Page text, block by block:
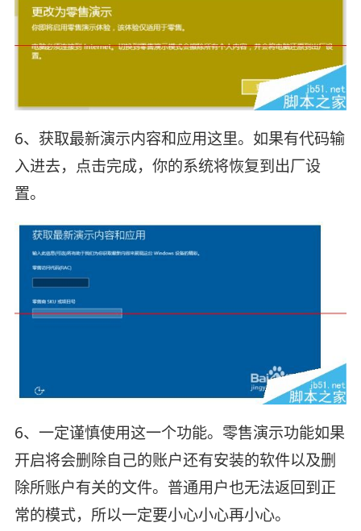
6、获取最新演示内容和应用这里。如果有代码输
入进去，点击完成，你的系统将恢复到出厂设
置。
6、一定谨慎使用这一个功能。零售演示功能如果
开启将会删除自己的账户还有安装的软件以及删
除所账户有关的文件。普通用户也无法返回到正
常的模式，所以一定要小心小心再小心。